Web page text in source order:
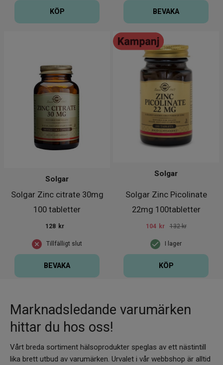
KÖP BEVAKA
Solgar Zinc citrate 30mg
100 tabletter
Solgar
Tillfälligt slut
128 kr
BEVAKA
Solgar Zinc Picolinate
22mg 100tabletter
Solgar
I lager
104 kr 132 kr
KÖP
Marknadsledande varumärken
hittar du hos oss!
Vårt breda sortiment hälsoprodukter speglas av ett nästintill
lika brett utbud av varumärken. Urvalet i vår webbshop är alltid